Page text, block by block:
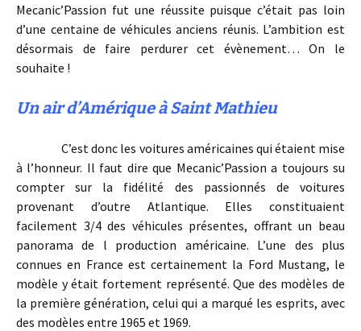
Mecanic’Passion fut une réussite puisque c’était pas loin
d’une centaine de véhicules anciens réunis. L’ambition est
désormais de faire perdurer cet évènement… On le
souhaite !
Un air d’Amérique à Saint Mathieu
C’est donc les voitures américaines qui étaient mise
à l’honneur. Il faut dire que Mecanic’Passion a toujours su
compter sur la fidélité des passionnés de voitures
provenant d’outre Atlantique. Elles constituaient
facilement 3/4 des véhicules présentes, offrant un beau
panorama de l production américaine. L’une des plus
connues en France est certainement la Ford Mustang, le
modèle y était fortement représenté. Que des modèles de
la première génération, celui qui a marqué les esprits, avec
des modèles entre 1965 et 1969.